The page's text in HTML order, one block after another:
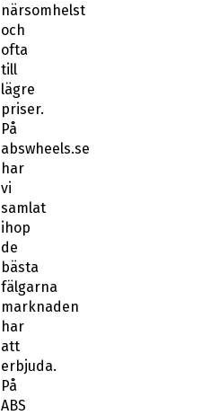
närsomhelst
och
ofta
till
lägre
priser.
På
abswheels.se
har
vi
samlat
ihop
de
bästa
fälgarna
marknaden
har
att
erbjuda.
På
ABS